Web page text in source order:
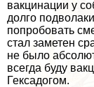
вакцинации у
долго
попробовать
стал заметен
не было
всегда буду
Гексадогом.